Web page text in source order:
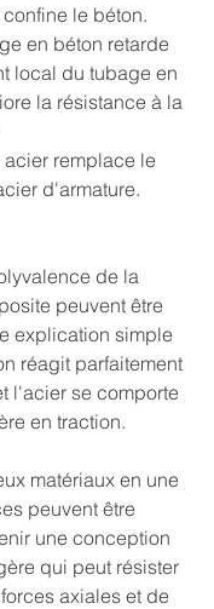
le béton.
en béton retarde
local du tubage en
la résistance à la
acier remplace le
d'armature.
de la
peuvent être
explication simple
réagit parfaitement
l'acier se comporte
en traction.
matériaux en une
peuvent être
une conception
qui peut résister
axiales et de